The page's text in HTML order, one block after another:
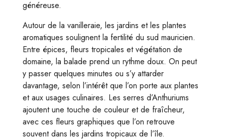
généreuse.
Autour de la vanilleraie, les jardins et les plantes
aromatiques soulignent la fertilité du sud mauricien.
Entre épices, fleurs tropicales et végétation de
domaine, la balade prend un rythme doux. On peut
y passer quelques minutes ou s’y attarder
davantage, selon l’intérêt que l’on porte aux plantes
et aux usages culinaires. Les serres d’Anthuriums
ajoutent une touche de couleur et de fraîcheur,
avec ces fleurs graphiques que l’on retrouve
souvent dans les jardins tropicaux de l’île.